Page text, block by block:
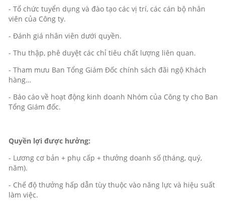
- Tổ chức tuyển dụng và đào tạo các vị trí, các cán bộ nhân
viên của Công ty.
- Đánh giá nhân viên dưới quyền.
- Thu thập, phê duyệt các chỉ tiêu chất lượng liên quan.
- Tham mưu Ban Tổng Giám Đốc chính sách đãi ngộ Khách
hàng…
- Báo cáo về hoạt động kinh doanh Nhóm của Công ty cho Ban
Tổng Giám đốc.
Quyền lợi được hưởng:
- Lương cơ bản + phụ cấp + thưởng doanh số (tháng, quý,
năm).
- Chế độ thưởng hấp dẫn tùy thuộc vào năng lực và hiệu suất
làm việc.